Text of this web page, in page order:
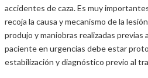
accidentes de caza. Es muy
recoja la causa y mecanismo de la
produjo y maniobras realizadas previas
paciente en urgencias debe estar
estabilización y diagnóstico previo al